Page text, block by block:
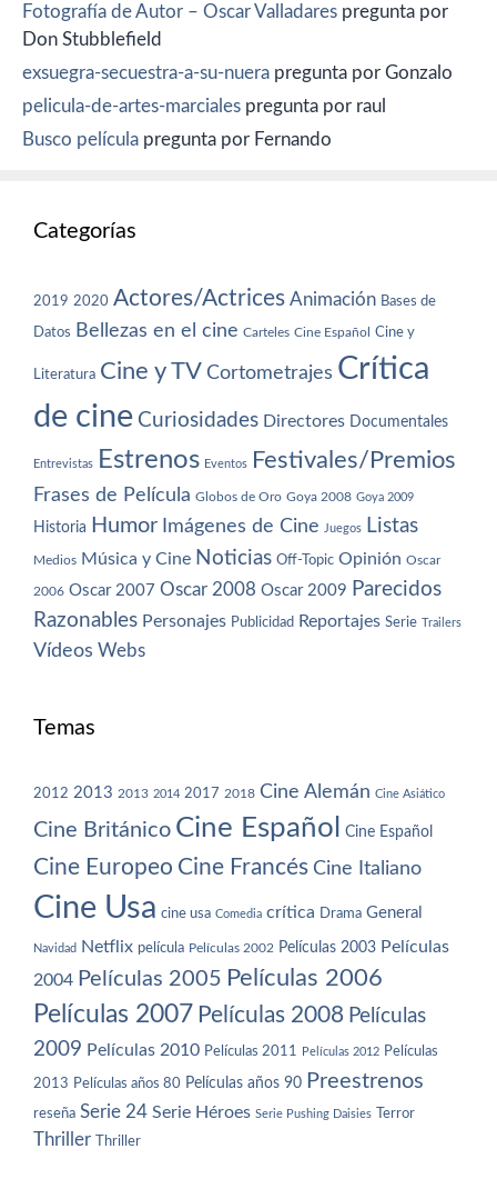
Fotografía de Autor – Oscar Valladares pregunta por
Don Stubblefield
exsuegra-secuestra-a-su-nuera pregunta por Gonzalo
pelicula-de-artes-marciales pregunta por raul
Busco película pregunta por Fernando
Categorías
2019 2020 Actores/Actrices Animación Bases de
Datos Bellezas en el cine Carteles Cine Español Cine y
Literatura Cine y TV Cortometrajes Crítica
de cine Curiosidades Directores Documentales
Entrevistas Estrenos Eventos Festivales/Premios
Frases de Película Globos de Oro Goya 2008 Goya 2009
Historia Humor Imágenes de Cine Juegos Listas
Medios Música y Cine Noticias Off-Topic Opinión Oscar
2006 Oscar 2007 Oscar 2008 Oscar 2009 Parecidos
Razonables Personajes Publicidad Reportajes Serie Trailers
Vídeos Webs
Temas
2012 2013 2013 2014 2017 2018 Cine Alemán Cine Asiático
Cine Británico Cine Español Cine Español
Cine Europeo Cine Francés Cine Italiano
Cine Usa cine usa Comedia crítica Drama General
Navidad Netflix película Películas 2002 Películas 2003 Películas
2004 Películas 2005 Películas 2006
Películas 2007 Películas 2008 Películas
2009 Películas 2010 Películas 2011 Películas 2012 Películas
2013 Películas años 80 Películas años 90 Preestrenos
reseña Serie 24 Serie Héroes Serie Pushing Daisies Terror
Thriller Thriller